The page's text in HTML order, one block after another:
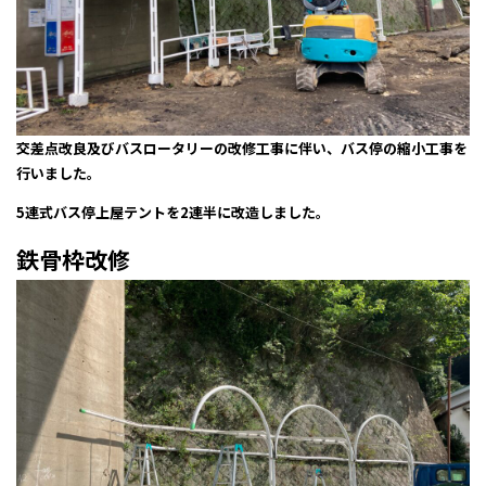
交差点改良及びバスロータリーの改修工事に伴い、バス停の縮小工事を
行いました。
5連式バス停上屋テントを2連半に改造しました。
鉄骨枠改修